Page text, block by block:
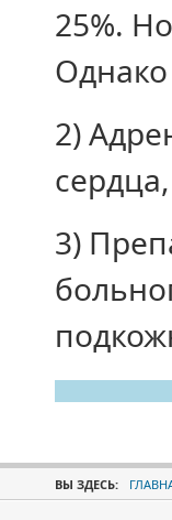
25%.
2)
3)
ВЫ ЗДЕСЬ: